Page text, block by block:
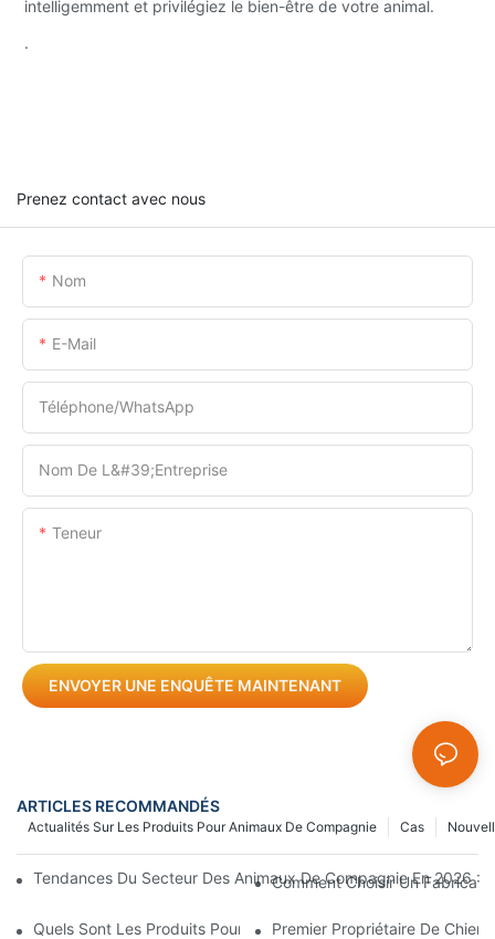
intelligemment et privilégiez le bien-être de votre animal.
.
Prenez contact avec nous
Nom
E-Mail
Téléphone/WhatsApp
Nom De L&#39;entreprise
Teneur
ENVOYER UNE ENQUÊTE MAINTENANT
ARTICLES RECOMMANDÉS
Cas
Actualités Sur Les Produits Pour Animaux De Compagnie
Tendances Du Secteur Des Animaux De Compagnie En 2026 :
Comment Choisir Un
Quels Sont Les Produits Pour Animaux De Compagnie Les Plus
Premier Propriétaire De Chien